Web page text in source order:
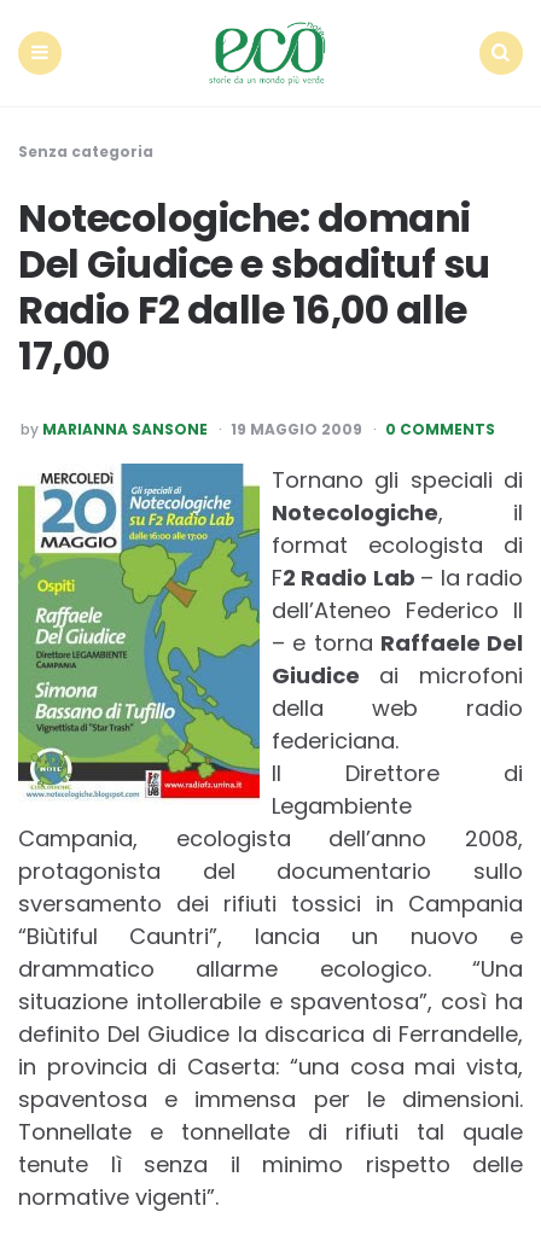
Senza categoria
Notecologiche: domani
Del Giudice e sbadituf su
Radio F2 dalle 16,00 alle
17,00
POSTED
BY
by MARIANNA SANSONE 19 MAGGIO 2009 0 COMMENTS
Tornano gli speciali di
Notecologiche, il
format ecologista di
F2 Radio Lab – la radio
dell’Ateneo Federico II
– e torna Raffaele Del
Giudice ai microfoni
della web radio
federiciana.
Il Direttore di
Legambiente
Campania, ecologista dell’anno 2008,
protagonista del documentario sullo
sversamento dei rifiuti tossici in Campania
“Biùtiful Cauntri”, lancia un nuovo e
drammatico allarme ecologico. “Una
situazione intollerabile e spaventosa”, così ha
definito Del Giudice la discarica di Ferrandelle,
in provincia di Caserta: “una cosa mai vista,
spaventosa e immensa per le dimensioni.
Tonnellate e tonnellate di rifiuti tal quale
tenute lì senza il minimo rispetto delle
normative vigenti”.